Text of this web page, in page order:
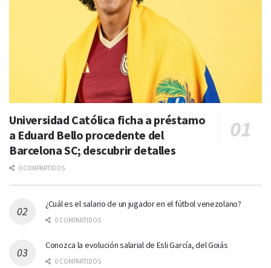
Universidad Católica ficha a préstamo
a Eduard Bello procedente del
Barcelona SC; descubrir detalles
0 COMPARTIDOS
¿Cuál es el salario de un jugador en el fútbol venezolano?
0 COMPARTIDOS
Conozca la evolución salarial de Esli García, del Goiás
0 COMPARTIDOS